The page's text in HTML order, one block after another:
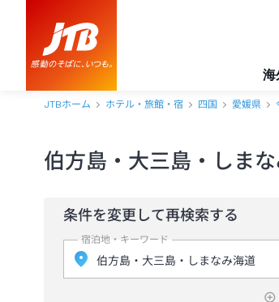
海
JTBホーム ホテル・旅館・宿 四国 愛媛県
伯方島・大三島・しま
条件を変更して再検索する
宿泊地・キーワード